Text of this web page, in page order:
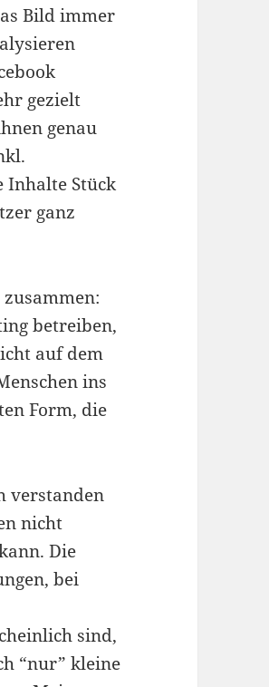
Bild immer
gezielt
genau
Inhalte Stück
ganz
betreiben,
auf dem
ins
Form, die
verstanden
nicht
Die
bei
sind,
“nur” kleine